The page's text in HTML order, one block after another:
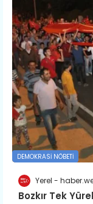
DEMOKRASI NÖBETI
Yerel -
Bozkır Tek